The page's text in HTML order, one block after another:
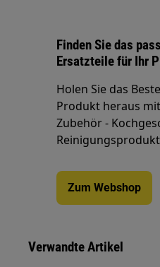
Finden Sie das
Ersatzteile für Ihr
Holen Sie das
Produkt heraus
Zubehör -
Zum Webshop
Verwandte Artikel